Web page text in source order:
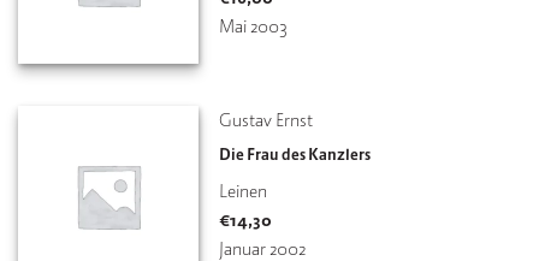
e
Mai 2003
Gustav Ernst
Die Frau des Kanzlers
Leinen
€14,30
Januar 2002